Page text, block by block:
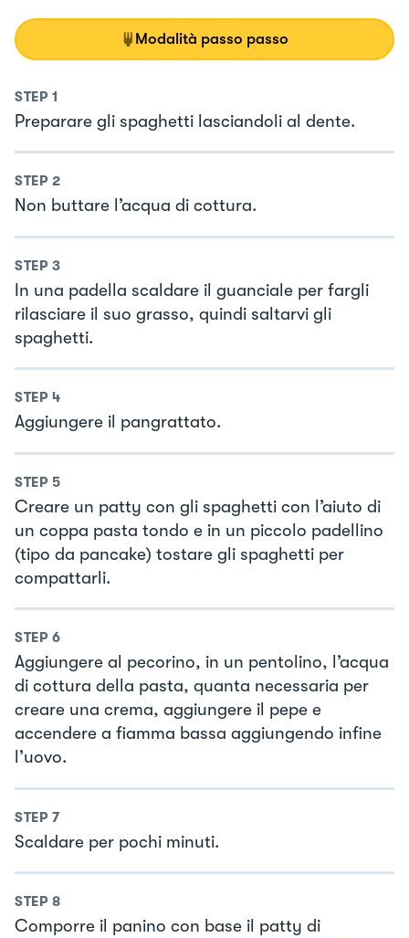
Modalità passo passo
STEP 1
Preparare gli spaghetti lasciandoli al dente.
STEP 2
Non buttare l’acqua di cottura.
STEP 3
In una padella scaldare il guanciale per fargli
rilasciare il suo grasso, quindi saltarvi gli
spaghetti.
STEP 4
Aggiungere il pangrattato.
STEP 5
Creare un patty con gli spaghetti con l’aiuto di
un coppa pasta tondo e in un piccolo padellino
(tipo da pancake) tostare gli spaghetti per
compattarli.
STEP 6
Aggiungere al pecorino, in un pentolino, l’acqua
di cottura della pasta, quanta necessaria per
creare una crema, aggiungere il pepe e
accendere a fiamma bassa aggiungendo infine
l’uovo.
STEP 7
Scaldare per pochi minuti.
STEP 8
Comporre il panino con base il patty di